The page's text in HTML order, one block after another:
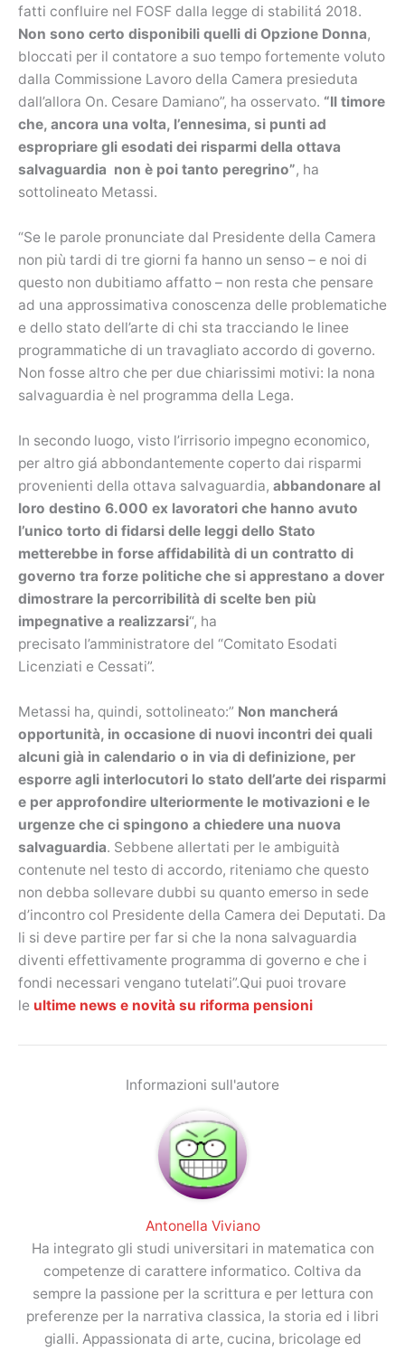
fatti confluire nel FOSF dalla legge di stabilitá 2018.
Non sono certo disponibili quelli di Opzione Donna,
bloccati per il contatore a suo tempo fortemente voluto
dalla Commissione Lavoro della Camera presieduta
dall’allora On. Cesare Damiano”, ha osservato. “Il timore
che, ancora una volta, l’ennesima, si punti ad
espropriare gli esodati dei risparmi della ottava
salvaguardia non è poi tanto peregrino”, ha
sottolineato Metassi.
“Se le parole pronunciate dal Presidente della Camera
non più tardi di tre giorni fa hanno un senso – e noi di
questo non dubitiamo affatto – non resta che pensare
ad una approssimativa conoscenza delle problematiche
e dello stato dell’arte di chi sta tracciando le linee
programmatiche di un travagliato accordo di governo.
Non fosse altro che per due chiarissimi motivi: la nona
salvaguardia è nel programma della Lega.
In secondo luogo, visto l’irrisorio impegno economico,
per altro giá abbondantemente coperto dai risparmi
provenienti della ottava salvaguardia, abbandonare al
loro destino 6.000 ex lavoratori che hanno avuto
l’unico torto di fidarsi delle leggi dello Stato
metterebbe in forse affidabilità di un contratto di
governo tra forze politiche che si apprestano a dover
dimostrare la percorribilità di scelte ben più
impegnative a realizzarsi“, ha
precisato l’amministratore del “Comitato Esodati
Licenziati e Cessati”.
Metassi ha, quindi, sottolineato:” Non mancherá
opportunità, in occasione di nuovi incontri dei quali
alcuni già in calendario o in via di definizione, per
esporre agli interlocutori lo stato dell’arte dei risparmi
e per approfondire ulteriormente le motivazioni e le
urgenze che ci spingono a chiedere una nuova
salvaguardia. Sebbene allertati per le ambiguità
contenute nel testo di accordo, riteniamo che questo
non debba sollevare dubbi su quanto emerso in sede
d’incontro col Presidente della Camera dei Deputati. Da
li si deve partire per far si che la nona salvaguardia
diventi effettivamente programma di governo e che i
fondi necessari vengano tutelati”.Qui puoi trovare
le ultime news e novità su riforma pensioni
Informazioni sull'autore
Antonella Viviano
Ha integrato gli studi universitari in matematica con
competenze di carattere informatico. Coltiva da
sempre la passione per la scrittura e per lettura con
preferenze per la narrativa classica, la storia ed i libri
gialli. Appassionata di arte, cucina, bricolage ed